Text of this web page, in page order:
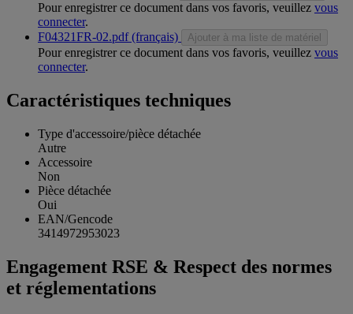
Pour enregistrer ce document dans vos favoris, veuillez vous
connecter.
F04321FR-02.pdf (français)
Ajouter à ma liste de matériel
Pour enregistrer ce document dans vos favoris, veuillez vous
connecter.
Caractéristiques techniques
Type d'accessoire/pièce détachée
Autre
Accessoire
Non
Pièce détachée
Oui
EAN/Gencode
3414972953023
Engagement RSE & Respect des normes
et réglementations